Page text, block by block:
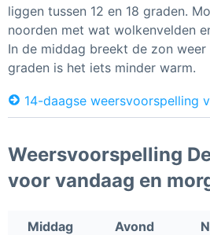
liggen tussen 12 en 18 graden.
noorden met wat wolkenvelden
In de middag breekt de zon
graden is het iets minder warm.
14-daagse weersvoorspelling
Weersvoorspelling
voor vandaag en
Middag Avond